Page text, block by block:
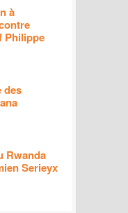
à
Philippe
des
Rwanda
Serieyx